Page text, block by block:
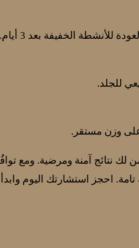
الخفيفة بعد 3 أيام.
للجلد.
وزن مستقر.
لك نتائج آمنة ومرضية. ومع
احجز استشارتك اليوم